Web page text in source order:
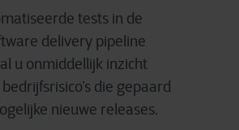
tests in de
delivery pipeline
u onmiddellijk inzicht
die gepaard
nieuwe releases.